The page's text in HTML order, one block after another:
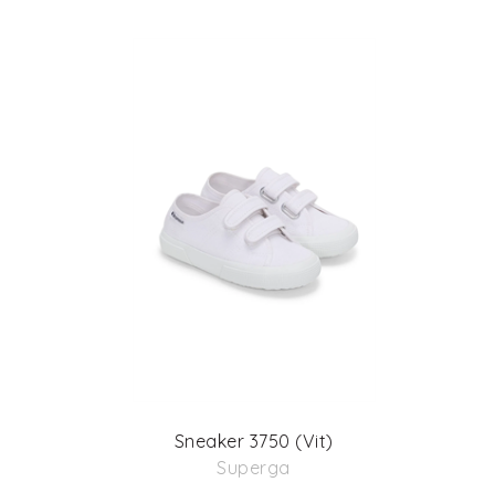
Sneaker 3750 (Vit)
Superga